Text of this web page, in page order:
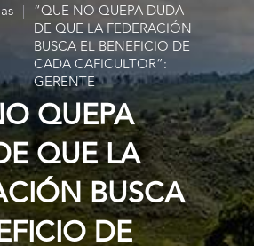
| “QUE NO QUEPA DUDA
DE QUE LA FEDERACIÓN
BUSCA EL BENEFICIO DE
CADA CAFICULTOR”:
GERENTE
QUEPA
QUE LA
BUSCA
DE